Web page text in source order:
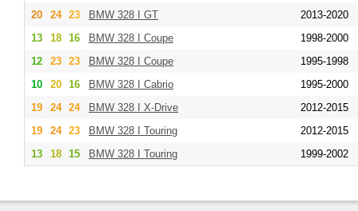
20
24 23 BMW 328 I GT
2013-2020
13
18 16 BMW 328 I Coupe
1998-2000
12
23 23 BMW 328 I Coupe
1995-1998
10
20 16 BMW 328 I Cabrio
1995-2000
19
24 24 BMW 328 I X-Drive
2012-2015
19
24 23 BMW 328 I Touring
2012-2015
13
18 15 BMW 328 I Touring 1999-2002